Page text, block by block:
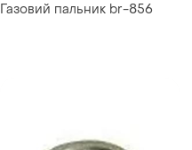
Газовий пальник br-856